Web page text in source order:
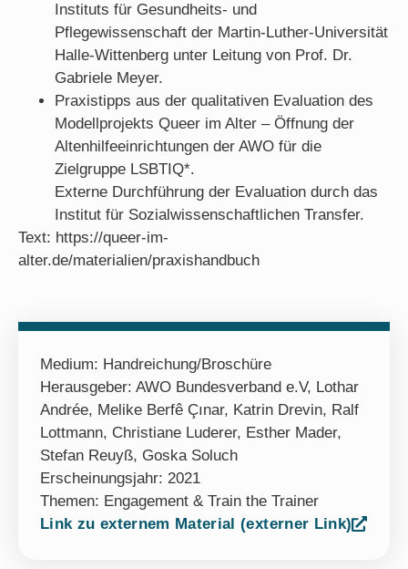
Instituts für Gesundheits- und
Pflegewissenschaft der Martin-Luther-Universität
Halle-Wittenberg unter Leitung von Prof. Dr.
Gabriele Meyer.
Praxistipps aus der qualitativen Evaluation des
Modellprojekts Queer im Alter – Öffnung der
Altenhilfeeinrichtungen der AWO für die
Zielgruppe LSBTIQ*.
Externe Durchführung der Evaluation durch das
Institut für Sozialwissenschaftlichen Transfer.
Text: https://queer-im-
alter.de/materialien/praxishandbuch
Medium: Handreichung/Broschüre
Herausgeber: AWO Bundesverband e.V, Lothar
Andrée, Melike Berfê Çınar, Katrin Drevin, Ralf
Lottmann, Christiane Luderer, Esther Mader,
Stefan Reuyß, Goska Soluch
Erscheinungsjahr: 2021
Themen: Engagement & Train the Trainer
Link zu externem Material (externer Link)